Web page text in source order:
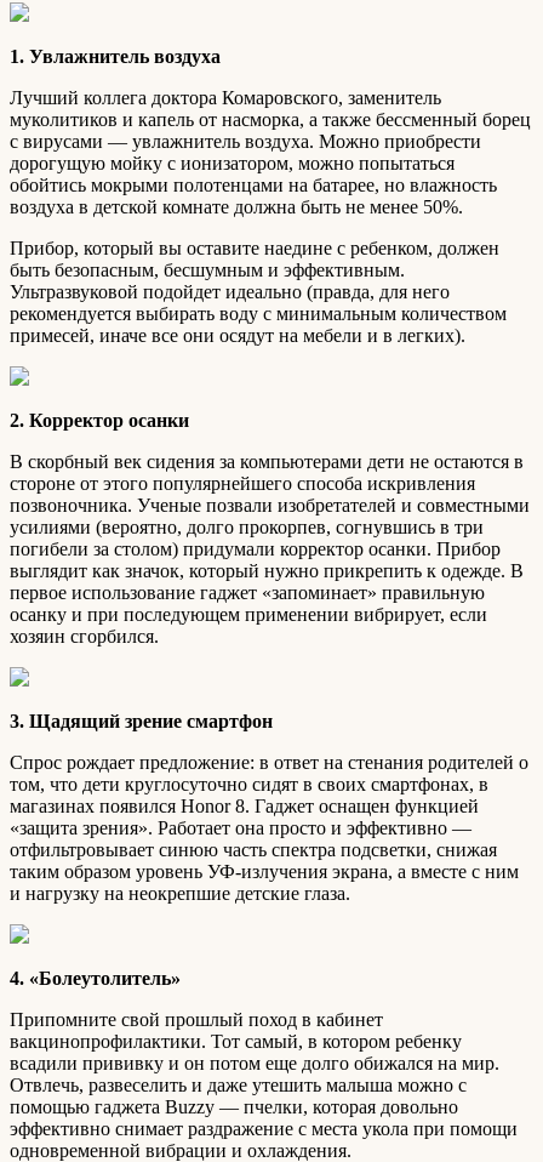
1. Увлажнитель воздуха
Лучший коллега доктора Комаровского, заменитель
муколитиков и капель от насморка, а также бессменный борец
с вирусами — увлажнитель воздуха. Можно приобрести
дорогущую мойку с ионизатором, можно попытаться
обойтись мокрыми полотенцами на батарее, но влажность
воздуха в детской комнате должна быть не менее 50%.
Прибор, который вы оставите наедине с ребенком, должен
быть безопасным, бесшумным и эффективным.
Ультразвуковой подойдет идеально (правда, для него
рекомендуется выбирать воду с минимальным количеством
примесей, иначе все они осядут на мебели и в легких).
2. Корректор осанки
В скорбный век сидения за компьютерами дети не остаются в
стороне от этого популярнейшего способа искривления
позвоночника. Ученые позвали изобретателей и совместными
усилиями (вероятно, долго прокорпев, согнувшись в три
погибели за столом) придумали корректор осанки. Прибор
выглядит как значок, который нужно прикрепить к одежде. В
первое использование гаджет «запоминает» правильную
осанку и при последующем применении вибрирует, если
хозяин сгорбился.
3. Щадящий зрение смартфон
Спрос рождает предложение: в ответ на стенания родителей о
том, что дети круглосуточно сидят в своих смартфонах, в
магазинах появился Honor 8. Гаджет оснащен функцией
«защита зрения». Работает она просто и эффективно —
отфильтровывает синюю часть спектра подсветки, снижая
таким образом уровень УФ-излучения экрана, а вместе с ним
и нагрузку на неокрепшие детские глаза.
4. «Болеутолитель»
Припомните свой прошлый поход в кабинет
вакцинопрофилактики. Тот самый, в котором ребенку
всадили прививку и он потом еще долго обижался на мир.
Отвлечь, развеселить и даже утешить малыша можно с
помощью гаджета Buzzy — пчелки, которая довольно
эффективно снимает раздражение с места укола при помощи
одновременной вибрации и охлаждения.